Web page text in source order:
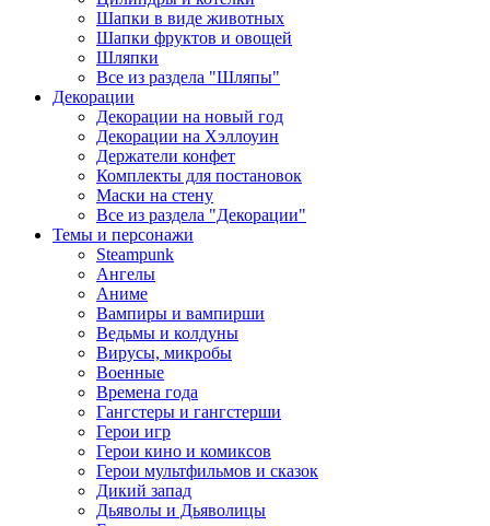
Шапки в виде животных
Шапки фруктов и овощей
Шляпки
Все из раздела "Шляпы"
Декорации
Декорации на новый год
Декорации на Хэллоуин
Держатели конфет
Комплекты для постановок
Маски на стену
Все из раздела "Декорации"
Темы и персонажи
Steampunk
Ангелы
Аниме
Вампиры и вампирши
Ведьмы и колдуны
Вирусы, микробы
Военные
Времена года
Гангстеры и гангстерши
Герои игр
Герои кино и комиксов
Герои мультфильмов и сказок
Дикий запад
Дьяволы и Дьяволицы